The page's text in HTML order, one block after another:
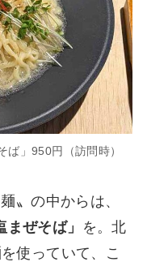
ば」950円（訪問時）
〟の中からは、
ぜそば」
を。北
使っていて、こ